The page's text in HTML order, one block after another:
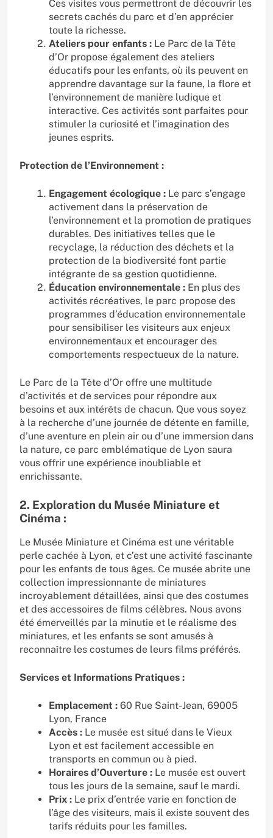
Ces visites vous permettront de découvrir les
secrets cachés du parc et d’en apprécier
toute la richesse.
Ateliers pour enfants : Le Parc de la Tête
d’Or propose également des ateliers
éducatifs pour les enfants, où ils peuvent en
apprendre davantage sur la faune, la flore et
l’environnement de manière ludique et
interactive. Ces activités sont parfaites pour
stimuler la curiosité et l’imagination des
jeunes esprits.
Protection de l’Environnement :
Engagement écologique : Le parc s’engage
activement dans la préservation de
l’environnement et la promotion de pratiques
durables. Des initiatives telles que le
recyclage, la réduction des déchets et la
protection de la biodiversité font partie
intégrante de sa gestion quotidienne.
Éducation environnementale : En plus des
activités récréatives, le parc propose des
programmes d’éducation environnementale
pour sensibiliser les visiteurs aux enjeux
environnementaux et encourager des
comportements respectueux de la nature.
Le Parc de la Tête d’Or offre une multitude
d’activités et de services pour répondre aux
besoins et aux intérêts de chacun. Que vous soyez
à la recherche d’une journée de détente en famille,
d’une aventure en plein air ou d’une immersion dans
la nature, ce parc emblématique de Lyon saura
vous offrir une expérience inoubliable et
enrichissante.
2. Exploration du Musée Miniature et
Cinéma :
Le Musée Miniature et Cinéma est une véritable
perle cachée à Lyon, et c’est une activité fascinante
pour les enfants de tous âges. Ce musée abrite une
collection impressionnante de miniatures
incroyablement détaillées, ainsi que des costumes
et des accessoires de films célèbres. Nous avons
été émerveillés par la minutie et le réalisme des
miniatures, et les enfants se sont amusés à
reconnaître les costumes de leurs films préférés.
Services et Informations Pratiques :
Emplacement : 60 Rue Saint-Jean, 69005
Lyon, France
Accès : Le musée est situé dans le Vieux
Lyon et est facilement accessible en
transports en commun ou à pied.
Horaires d’Ouverture : Le musée est ouvert
tous les jours de la semaine, sauf le mardi.
Prix : Le prix d’entrée varie en fonction de
l’âge des visiteurs, mais il existe souvent des
tarifs réduits pour les familles.